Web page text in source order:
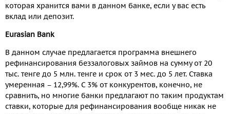
которая хранится вами в данном банке, если у вас есть
вклад или депозит.
Eurasian Bank
В данном случае предлагается программа внешнего
рефинансирования беззалоговых займов на сумму от 20
тыс. тенге до 5 млн. тенге и срок от 3 мес. до 5 лет. Ставка
умеренная – 12,99%. С 3% от конкурентов, конечно, не
сравнить, но многие банки предлагают по таким продуктам
ставки, которые для рефинансирования вообще никак не